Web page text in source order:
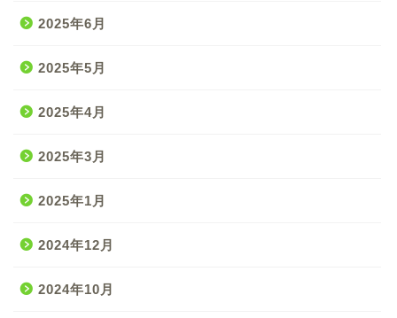
2025年6月
2025年5月
2025年4月
2025年3月
2025年1月
2024年12月
2024年10月